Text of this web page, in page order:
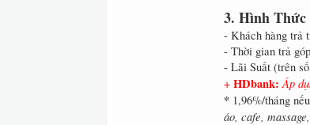
3. Hình
- Khách hàng trả
- Thời gian trả
- Lãi Suất (trên
+ HDbank: Áp
* 1,96%/tháng
áo, cafe,